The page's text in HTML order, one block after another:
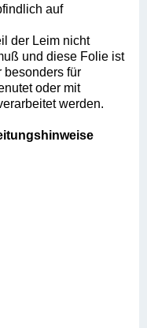
auf
der Leim nicht
und diese Folie ist
besonders für
oder mit
werden.